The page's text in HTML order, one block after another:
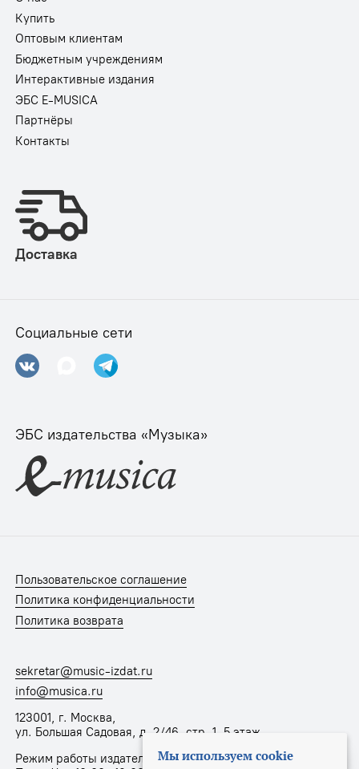
Купить
Оптовым клиентам
Бюджетным учреждениям
Интерактивные издания
ЭБС E-MUSICA
Партнёры
Контакты
Доставка
Социальные сети
ЭБС издательства «Музыка»
Пользовательское соглашение
Политика конфиденциальности
Политика возврата
sekretar@music-izdat.ru
info@musica.ru
123001, г. Москва,
ул. Большая Садовая, д. 2/46, стр. 1, 5 этаж
Режим работы издательства:Мы используем cookie